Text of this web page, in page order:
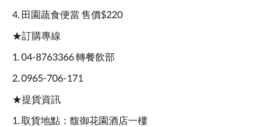
4. 田園蔬食便當 售價$220
★訂購專線
1. 04-8763366 轉餐飲部
2. 0965-706-171
★提貨資訊
1. 取貨地點：馥御花園酒店一樓